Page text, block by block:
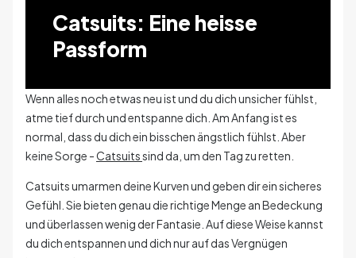
Catsuits: Eine heisse
Passform
Wenn alles noch etwas neu ist und du dich unsicher fühlst,
atme tief durch und entspanne dich. Am Anfang ist es
normal, dass du dich ein bisschen ängstlich fühlst. Aber
keine Sorge -Catsuitssind da, um den Tag zu retten.
Catsuits umarmen deine Kurven und geben dir ein sicheres
Gefühl. Sie bieten genau die richtige Menge an Bedeckung
und überlassen wenig der Fantasie. Auf diese Weise kannst
du dich entspannen und dich nur auf das Vergnügen